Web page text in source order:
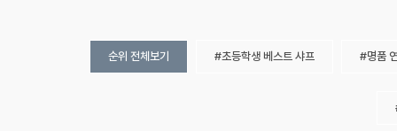
순위 전체보기 초등학생 베스트 샤프 명품